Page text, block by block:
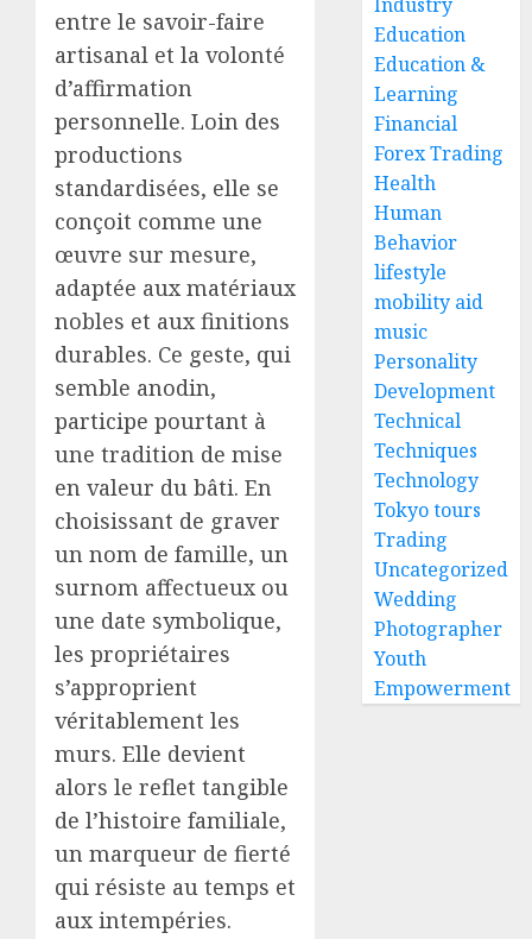
entre le savoir-faire
artisanal et la volonté
d’affirmation
personnelle. Loin des
productions
standardisées, elle se
conçoit comme une
œuvre sur mesure,
adaptée aux matériaux
nobles et aux finitions
durables. Ce geste, qui
semble anodin,
participe pourtant à
une tradition de mise
en valeur du bâti. En
choisissant de graver
un nom de famille, un
surnom affectueux ou
une date symbolique,
les propriétaires
s’approprient
véritablement les
murs. Elle devient
alors le reflet tangible
de l’histoire familiale,
un marqueur de fierté
qui résiste au temps et
aux intempéries.
Education
Education &
Learning
Financial
Forex Trading
Health
Human
Behavior
lifestyle
mobility aid
music
Personality
Development
Technical
Techniques
Technology
Tokyo tours
Trading
Uncategorized
Wedding
Photographer
Youth
Empowerment